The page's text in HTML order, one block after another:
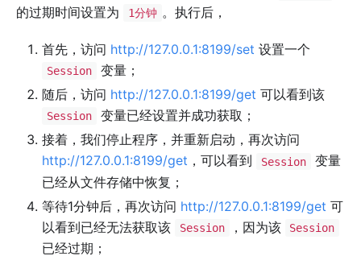
的过期时间设置为 1分钟 。执行后，
首先，访问 http://127.0.0.1:8199/set 设置一个
Session
变量；
随后，访问 http://127.0.0.1:8199/get 可以看到该
Session
变量已经设置并成功获取；
接着，我们停止程序，并重新启动，再次访问
http://127.0.0.1:8199/get ，可以看到 Session
变量
已经从文件存储中恢复；
等待1分钟后，再次访问 http://127.0.0.1:8199/get 可
以看到已经无法获取该
Session ，因为该 Session
已经过期；